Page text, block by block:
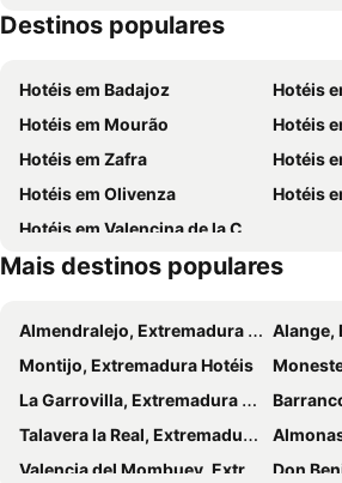
Plaza de Toros
Destinos populares
Hotéis em Badajoz
Hotéis
Hotéis em Mourão
Hotéis
Hotéis em Zafra
Hotéis
Hotéis em Olivenza
Hotéis
Hotéis em Valencina de la Concepción
Mais destinos populares
Almendralejo, Extremadura Hotéis
Alange,
Montijo, Extremadura Hotéis
La Garrovilla, Extremadura Hotéis
Talavera la Real, Extremadura Hotéis
Valencia del Mombuey, Extremadura Hotéis
Don